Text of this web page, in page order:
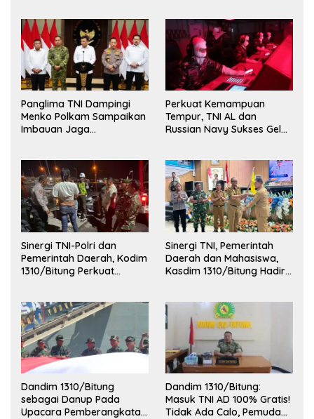
Panglima TNI Dampingi
Menko Polkam Sampaikan
Imbauan Jaga
Perkuat Kemampuan
Tempur, TNI AL dan
Russian Navy Sukses Gelar
Sinergi TNI-Polri dan
Pemerintah Daerah, Kodim
1310/Bitung Perkuat
Sinergi TNI, Pemerintah
Daerah dan Mahasiswa,
Kasdim 1310/Bitung Hadiri
Kota Bitung
Dandim 1310/Bitung
sebagai Danup Pada
Upacara Pemberangkatan
Dandim 1310/Bitung:
Masuk TNI AD 100% Gratis!
Tidak Ada Calo, Pemuda